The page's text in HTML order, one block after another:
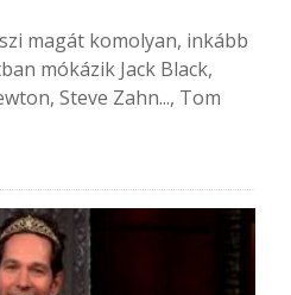
magát komolyan, inkább
mókázik Jack Black,
Steve Zahn..., Tom